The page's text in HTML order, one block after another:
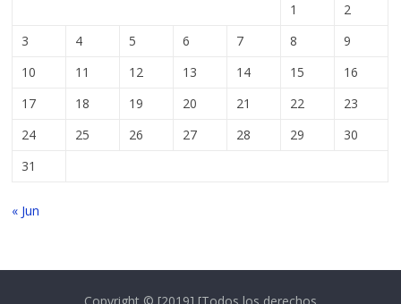
1
2
3
4 5 6 7 8
9
10
11 12 13 14 15
16
17
18 19 20 21 22
23
24
25 26 27 28 29
30
31
« Jun